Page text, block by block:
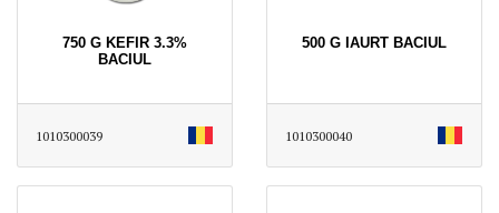
750 G KEFIR 3.3%
BACIUL
1010300039
500 G IAURT BACIUL
1010300040